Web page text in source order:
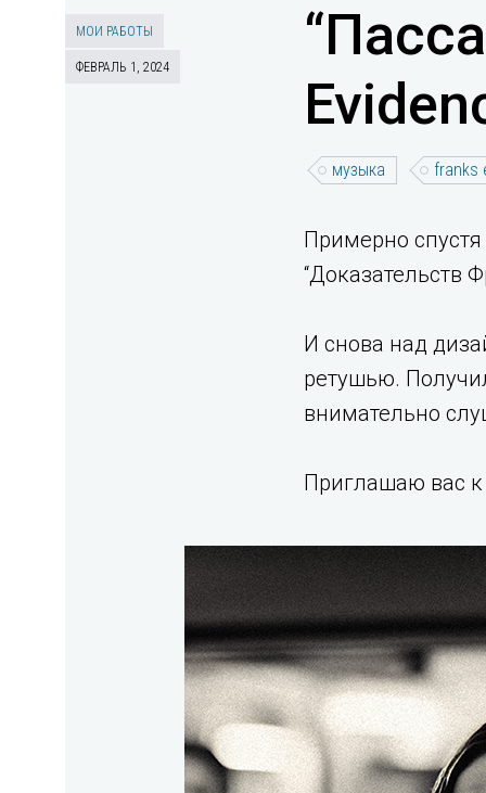
МОИ РАБОТЫ
ФЕВРАЛЬ 1, 2024
музыка franks
Примерно
“Доказательств
И снова над
ретушью.
внимательно
Приглашаю вас к